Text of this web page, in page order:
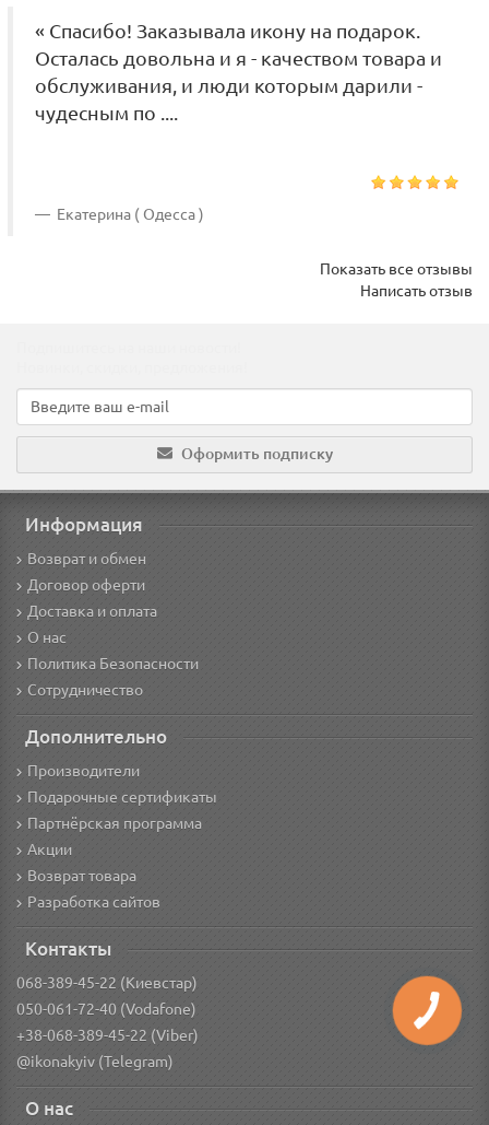
« Спасибо! Заказывала икону на подарок.
Осталась довольна и я - качеством товара и
обслуживания, и люди которым дарили -
чудесным по ....
Екатерина ( Одесса )
Показать все отзывы
Написать отзыв
Оформить подписку
Информация
Возврат и обмен
Договор оферти
Доставка и оплата
О нас
Политика Безопасности
Сотрудничество
Дополнительно
Производители
Подарочные сертификаты
Партнёрская программа
Акции
Возврат товара
Разработка сайтов
Контакты
068-389-45-22 (Киевстар)
050-061-72-40 (Vodafone)
+38-068-389-45-22 (Viber)
@ikonakyiv (Telegram)
О нас